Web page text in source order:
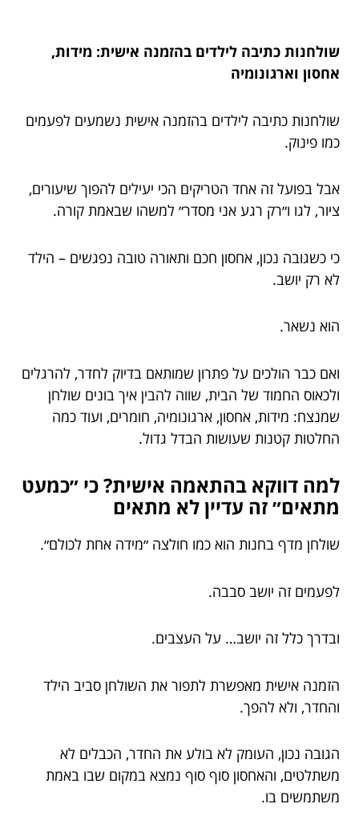
שולחנות כתיבה לילדים בהזמנה אישית: מידות,
אחסון וארגונומיה
שולחנות כתיבה לילדים בהזמנה אישית נשמעים לפעמים
כמו פינוק.
אבל בפועל זה אחד הטריקים הכי יעילים להפוך שיעורים,
ציור, לגו ו״רק רגע אני מסדר״ למשהו שבאמת קורה.
כי כשגובה נכון, אחסון חכם ותאורה טובה נפגשים – הילד
לא רק יושב.
הוא נשאר.
ואם כבר הולכים על פתרון שמותאם בדיוק לחדר, להרגלים
ולכאוס החמוד של הבית, שווה להבין איך בונים שולחן
שמנצח: מידות, אחסון, ארגונומיה, חומרים, ועוד כמה
החלטות קטנות שעושות הבדל גדול.
למה דווקא בהתאמה אישית? כי ״כמעט
מתאים״ זה עדיין לא מתאים
שולחן מדף בחנות הוא כמו חולצה ״מידה אחת לכולם״.
לפעמים זה יושב סבבה.
ובדרך כלל זה יושב… על העצבים.
הזמנה אישית מאפשרת לתפור את השולחן סביב הילד
והחדר, ולא להפך.
הגובה נכון, העומק לא בולע את החדר, הכבלים לא
משתלטים, והאחסון סוף סוף נמצא במקום שבו באמת
משתמשים בו.